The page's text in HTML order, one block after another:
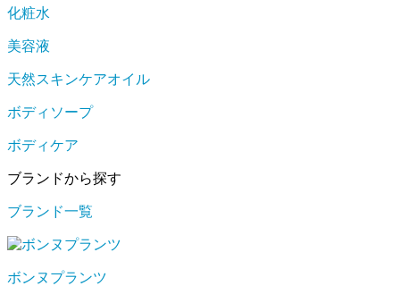
化粧水
美容液
天然スキンケアオイル
ボディソープ
ボディケア
ブランドから探す
ブランド一覧
ボンヌプランツ